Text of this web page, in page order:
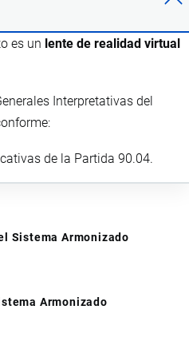
es un lente de realidad virtual
Interpretativas del
de la Partida 90.04.
Sistema Armonizado
Armonizado